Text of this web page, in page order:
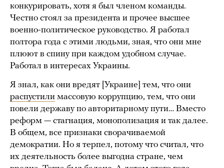
конкурировать, хотя я был членом команды.
Честно стоял за президента и прочее высшее
военно-политическое руководство. Я работал
полтора года с этими людьми, зная, что они мне
плюют в спину при каждом удобном случае.
Работал в интересах Украины.
Я знал, как они вредят [Украине] тем, что они
распустили массовую коррупцию, тем, что они
повели державу по авторитарному пути… Вместо
реформ — стагнация, монополизация и так далее.
В общем, все признаки сворачиваемой
демократии. Но я терпел, потому что считал, что
их деятельность более выгодна стране, чем